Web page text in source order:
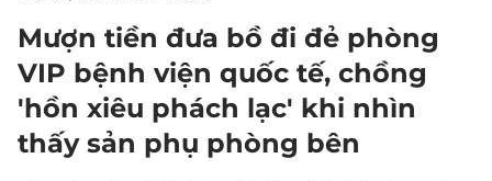
Mượn tiền đưa bồ đi đẻ phòng
VIP bệnh viện quốc tế, chồng
'hồn xiêu phách lạc' khi nhìn
thấy sản phụ phòng bên